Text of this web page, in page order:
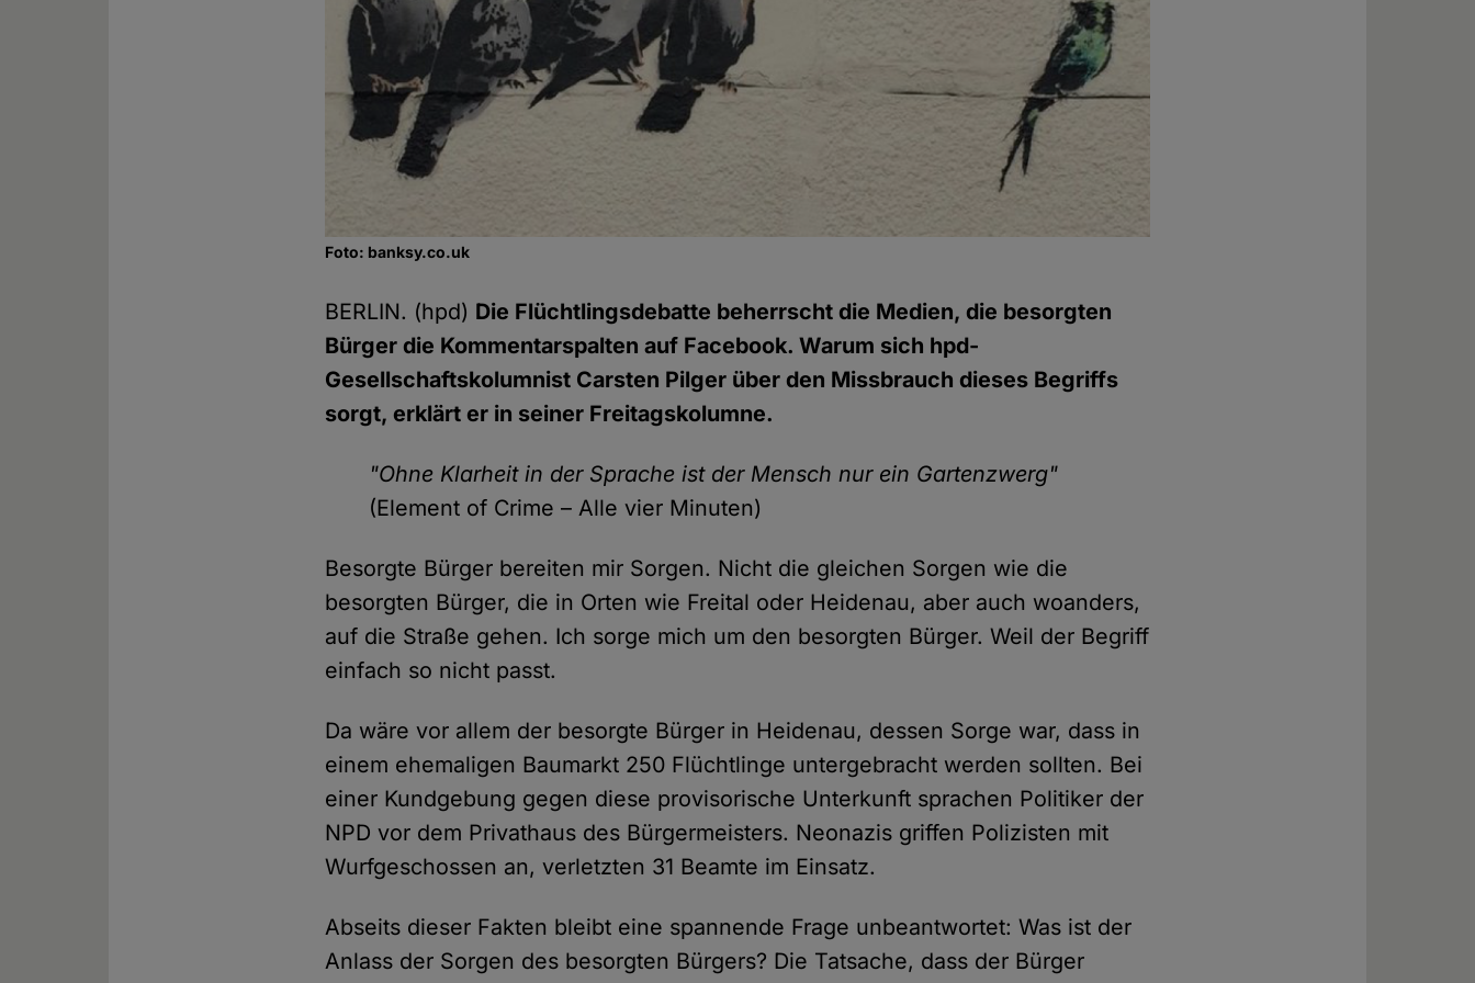
Foto: banksy.co.uk
BERLIN. (hpd) Die Flüchtlingsdebatte beherrscht die Medien, die besorgten
Bürger die Kommentarspalten auf Facebook. Warum sich hpd-
Gesellschaftskolumnist Carsten Pilger über den Missbrauch dieses Begriffs
sorgt, erklärt er in seiner Freitagskolumne.
"Ohne Klarheit in der Sprache ist der Mensch nur ein Gartenzwerg"
(Element of Crime – Alle vier Minuten)
Besorgte Bürger bereiten mir Sorgen. Nicht die gleichen Sorgen wie die
besorgten Bürger, die in Orten wie Freital oder Heidenau, aber auch woanders,
auf die Straße gehen. Ich sorge mich um den besorgten Bürger. Weil der Begriff
einfach so nicht passt.
Da wäre vor allem der besorgte Bürger in Heidenau, dessen Sorge war, dass in
einem ehemaligen Baumarkt 250 Flüchtlinge untergebracht werden sollten. Bei
einer Kundgebung gegen diese provisorische Unterkunft sprachen Politiker der
NPD vor dem Privathaus des Bürgermeisters. Neonazis griffen Polizisten mit
Wurfgeschossen an, verletzten 31 Beamte im Einsatz.
Abseits dieser Fakten bleibt eine spannende Frage unbeantwortet: Was ist der
Anlass der Sorgen des besorgten Bürgers? Die Tatsache, dass der Bürger